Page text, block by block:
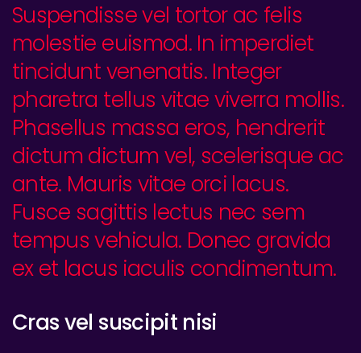
Suspendisse vel tortor ac felis
molestie euismod. In imperdiet
tincidunt venenatis. Integer
pharetra tellus vitae viverra mollis.
Phasellus massa eros, hendrerit
dictum dictum vel, scelerisque ac
ante. Mauris vitae orci lacus.
Fusce sagittis lectus nec sem
tempus vehicula. Donec gravida
ex et lacus iaculis condimentum.
Cras vel suscipit nisi